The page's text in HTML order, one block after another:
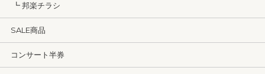
┗ 邦楽チラシ
SALE商品
コンサート半券